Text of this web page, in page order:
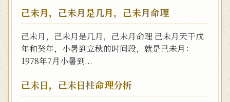
己未月，己未月是几月，己未月命理
己未月，己未月是几月，己未月命理 己未月天干戊
年和癸年，小暑到立秋的时间段，就是己未月：
1978年7月小暑到...
己未日，己未日柱命理分析